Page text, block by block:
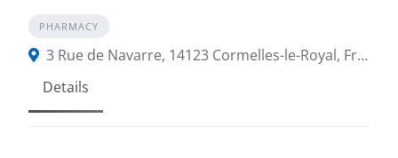
PHARMACY
3 Rue de Navarre, 14123 Cormelles-le-Royal, France
Details